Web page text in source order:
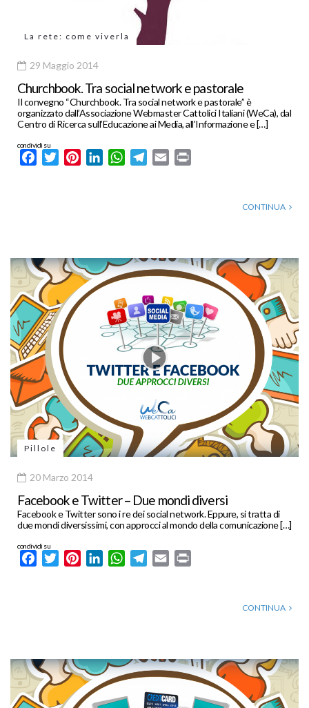
La rete: come viverla
29 Maggio 2014
Churchbook. Tra social network e pastorale
Il convegno “Churchbook. Tra social network e pastorale” è
organizzato dall’Associazione Webmaster Cattolici Italiani (WeCa), dal
Centro di Ricerca sull’Educazione ai Media, all’Informazione e […]
condividi su
FacebookTwitterPinterestLinkedInWhatsApp
Telegram
Email
CONTINUA
Pillole
20 Marzo 2014
Facebook e Twitter – Due mondi diversi
Facebook e Twitter sono i re dei social network. Eppure, si tratta di
due mondi diversissimi, con approcci al mondo della comunicazione […]
condividi su
FacebookTwitterPinterestLinkedInWhatsApp
Telegram
Email
CONTINUA